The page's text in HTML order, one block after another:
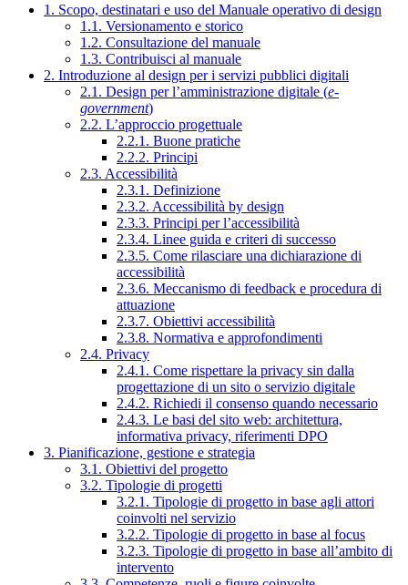
1. Scopo, destinatari e uso del Manuale operativo di design
1.1. Versionamento e storico
1.2. Consultazione del manuale
1.3. Contribuisci al manuale
2. Introduzione al design per i servizi pubblici digitali
2.1. Design per l’amministrazione digitale (e-
government)
2.2. L’approccio progettuale
2.2.1. Buone pratiche
2.2.2. Principi
2.3. Accessibilità
2.3.1. Definizione
2.3.2. Accessibilità by design
2.3.3. Principi per l’accessibilità
2.3.4. Linee guida e criteri di successo
2.3.5. Come rilasciare una dichiarazione di
accessibilità
2.3.6. Meccanismo di feedback e procedura di
attuazione
2.3.7. Obiettivi accessibilità
2.3.8. Normativa e approfondimenti
2.4. Privacy
2.4.1. Come rispettare la privacy sin dalla
progettazione di un sito o servizio digitale
2.4.2. Richiedi il consenso quando necessario
2.4.3. Le basi del sito web: architettura,
informativa privacy, riferimenti DPO
3. Pianificazione, gestione e strategia
3.1. Obiettivi del progetto
3.2. Tipologie di progetti
3.2.1. Tipologie di progetto in base agli attori
coinvolti nel servizio
3.2.2. Tipologie di progetto in base al focus
3.2.3. Tipologie di progetto in base all’ambito di
intervento